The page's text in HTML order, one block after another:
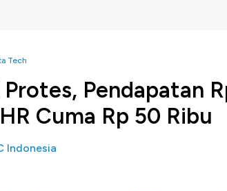
Tech
Pendapatan
Cuma Rp 50 Ribu
Indonesia